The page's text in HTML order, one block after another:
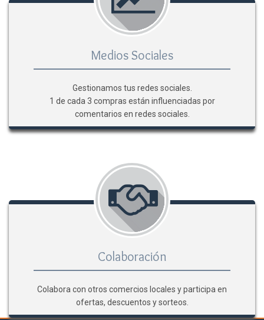
Medios Sociales
Gestionamos tus redes sociales.
1 de cada 3 compras están influenciadas por
comentarios en redes sociales.
Colaboración
Colabora con otros comercios locales y participa en
ofertas, descuentos y sorteos.